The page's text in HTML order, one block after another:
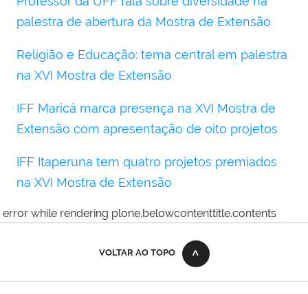
palestra de abertura da Mostra de Extensão
Religião e Educação: tema central em palestra
na XVI Mostra de Extensão
IFF Maricá marca presença na XVI Mostra de
Extensão com apresentação de oito projetos
IFF Itaperuna tem quatro projetos premiados
na XVI Mostra de Extensão
error while rendering plone.belowcontenttitle.contents
VOLTAR AO TOPO